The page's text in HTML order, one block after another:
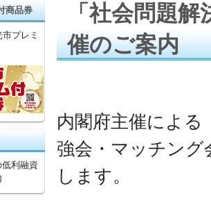
「社会問題
催のご案内
内閣府主催による
強会・マッチン
します。
商品券
プレミ
利融資